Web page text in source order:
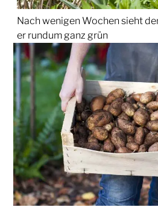
Nach wenigen Wochen sieht
er rundum ganz grün